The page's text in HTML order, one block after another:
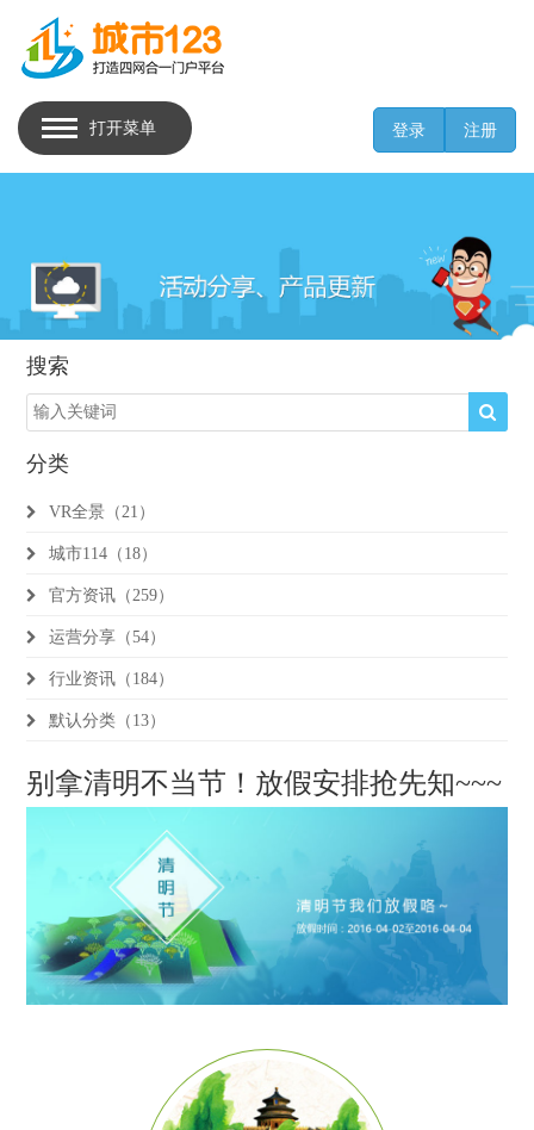
打开菜单 登录 注册
搜索
分类
VR全景（21）
城市114（18）
官方资讯（259）
运营分享（54）
行业资讯（184）
默认分类（13）
别拿清明不当节！放假安排抢先知~~~